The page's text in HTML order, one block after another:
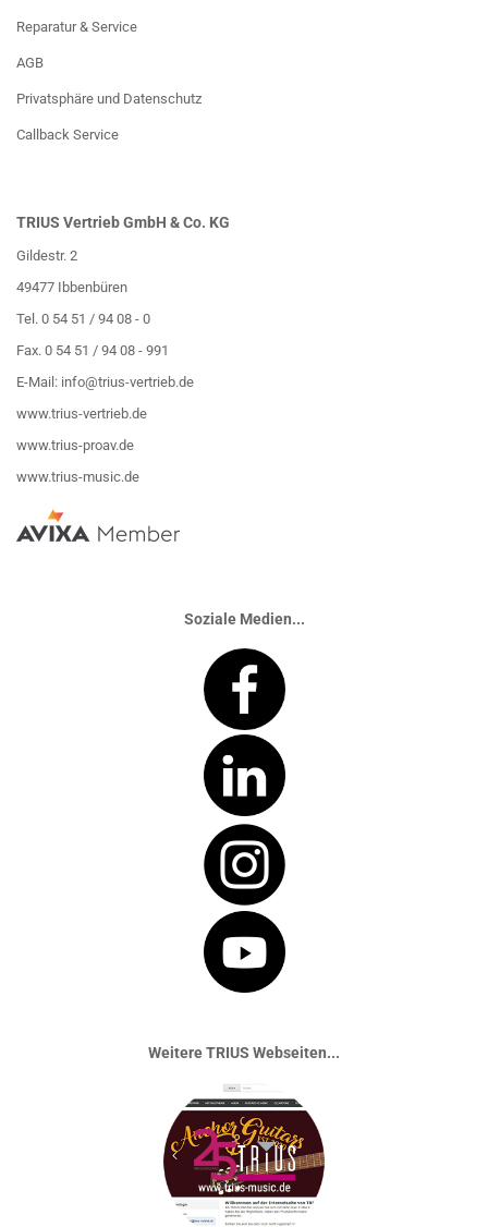
Reparatur & Service
AGB
Privatsphäre und Datenschutz
Callback Service
TRIUS Vertrieb GmbH & Co. KG
Gildestr. 2
49477 Ibbenbüren
Tel. 0 54 51 / 94 08 - 0
Fax. 0 54 51 / 94 08 - 991
E-Mail: info@trius-vertrieb.de
www.trius-vertrieb.de
www.trius-proav.de
www.trius-music.de
Soziale Medien...
Weitere TRIUS Webseiten...